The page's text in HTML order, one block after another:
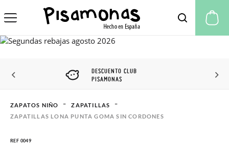
DESCUENTO CLUB
PISAMONAS
ZAPATOS NIÑO
ZAPATILLAS
ZAPATILLAS LONA PUNTA GOMA SIN CORDONES
REF 0049